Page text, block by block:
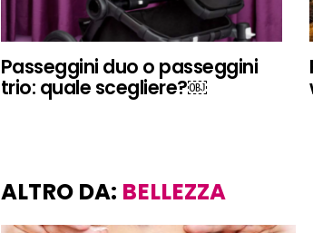
Passeggini duo o passeggini
trio: quale scegliere?￼
ALTRO DA: BELLEZZA